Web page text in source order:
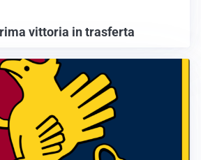
vittoria in trasferta